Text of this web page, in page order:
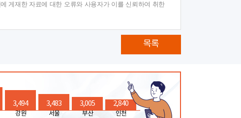
에 게재한 자료에 대한 오류와 사용자가 이를 신뢰하여 취한
목록
3,494
강원
3,483
서울
3,005
부산
2,840
인천